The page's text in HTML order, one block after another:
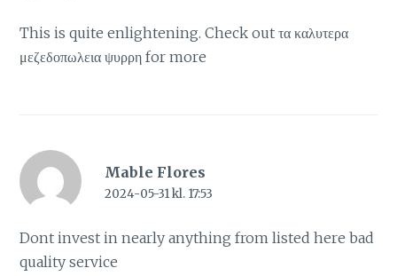
This is quite enlightening. Check outτα καλυτερα
μεζεδοπωλεια ψυρρη for more
Mable Flores
2024-05-31 kl. 17:53
Dont invest in nearly anything from listed herebad
quality service